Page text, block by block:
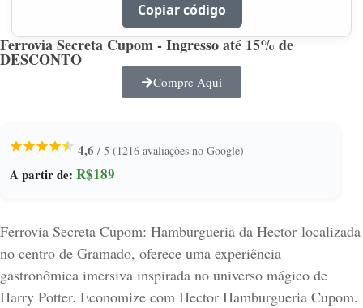
Copiar código
Ferrovia Secreta Cupom - Ingresso até 15% de
DESCONTO
Compre Aqui
4,6 / 5 (1216 avaliações no Google)
A partir de: R$189
Ferrovia Secreta Cupom: Hamburgueria da Hector localizada
no centro de Gramado, oferece uma experiência
gastronômica imersiva inspirada no universo mágico de
Harry Potter. Economize com Hector Hamburgueria Cupom.